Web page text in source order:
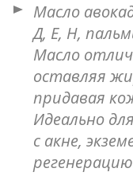
Масло
Д, Е, Н,
Масло
оставляя
придавая
Идеально
с акне,